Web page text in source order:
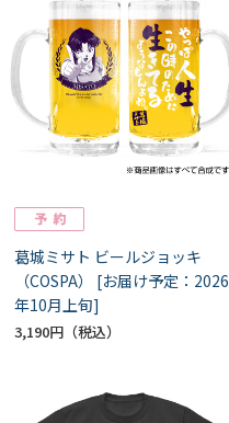
葛城ミサト ビールジョッキ
（COSPA） [お届け予定：2026
年10月上旬]
3,190円